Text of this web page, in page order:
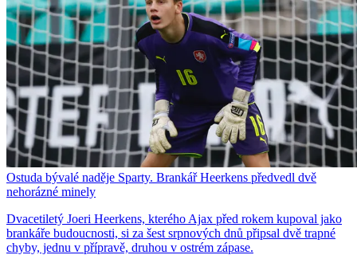
Ostuda bývalé naděje Sparty. Brankář Heerkens předvedl dvě
nehorázné minely
Dvacetiletý Joeri Heerkens, kterého Ajax před rokem kupoval jako
brankáře budoucnosti, si za šest srpnových dnů připsal dvě trapné
chyby, jednu v přípravě, druhou v ostrém zápase.